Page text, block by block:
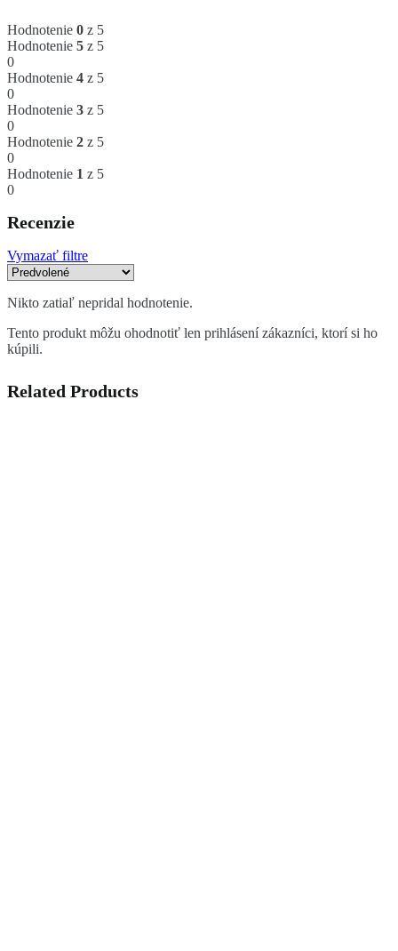
Hodnotenie 0 z 5
Hodnotenie 5 z 5
0
Hodnotenie 4 z 5
0
Hodnotenie 3 z 5
0
Hodnotenie 2 z 5
0
Hodnotenie 1 z 5
0
Recenzie
Vymazať filtre
Nikto zatiaľ nepridal hodnotenie.
Tento produkt môžu ohodnotiť len prihlásení zákazníci, ktorí si ho
kúpili.
Related Products